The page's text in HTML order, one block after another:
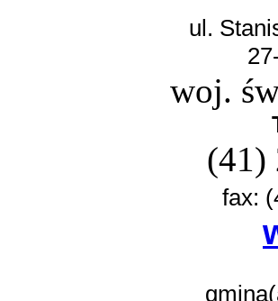
ul.
woj.
(41)
fax: